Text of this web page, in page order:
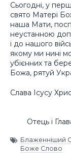
Сьогодні, у
свято Матері
наша Мати,
неустанною
і до нашого
якому ми нині
убієнних та
Божа, рятуй
Слава Ісусу
Отець і
Блаженніший
Боже Слово